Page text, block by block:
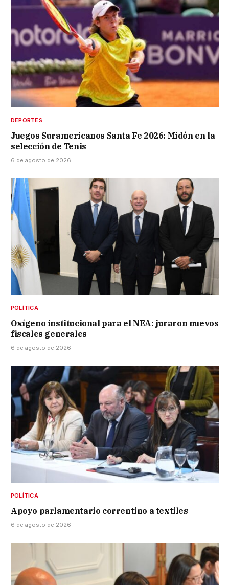
DEPORTES
Juegos Suramericanos Santa Fe 2026: Midón en la
selección de Tenis
6 de agosto de 2026
POLÍTICA
Oxígeno institucional para el NEA: juraron nuevos
fiscales generales
6 de agosto de 2026
POLÍTICA
Apoyo parlamentario correntino a textiles
6 de agosto de 2026